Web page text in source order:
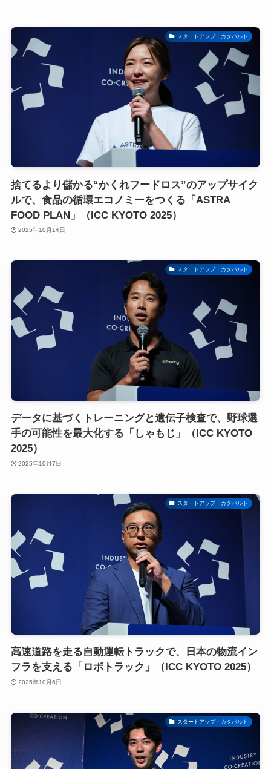
スタートアップ・カタパルト
捨てるより儲かる“かくれフードロス”のアップサイク
ルで、食品の循環エコノミーをつくる「ASTRA
FOOD PLAN」（ICC KYOTO 2025）
2025年10月14日
スタートアップ・カタパルト
データに基づくトレーニングと遺伝子検査で、野球選
手の可能性を最大化する「しゃもじ」（ICC KYOTO
2025）
2025年10月7日
スタートアップ・カタパルト
高速道路を走る自動運転トラックで、日本の物流イン
フラを支える「ロボトラック」（ICC KYOTO 2025）
2025年10月6日
スタートアップ・カタパルト